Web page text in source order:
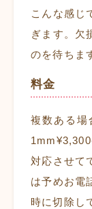
こんな感じ
ぎます。欠
のを待ちま
料金
複数ある場
対応させて
は予めお電
時に切除し